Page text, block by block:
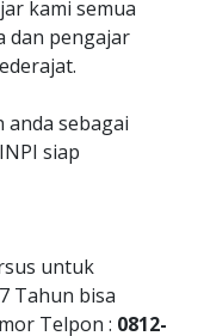
kami semua
dan pengajar
anda sebagai
siap
untuk
Tahun bisa
Telpon : 0812-